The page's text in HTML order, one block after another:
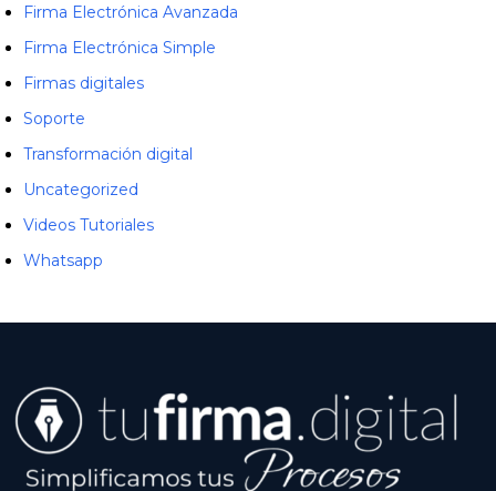
Firma Electrónica Avanzada
Firma Electrónica Simple
Firmas digitales
Soporte
Transformación digital
Uncategorized
Videos Tutoriales
Whatsapp